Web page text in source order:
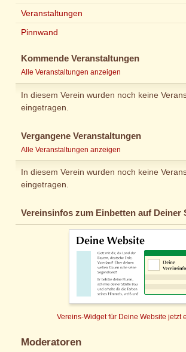
Veranstaltungen
Pinnwand
Kommende Veranstaltungen
Alle Veranstaltungen anzeigen
In diesem Verein wurden noch keine
eingetragen.
Vergangene Veranstaltungen
Alle Veranstaltungen anzeigen
In diesem Verein wurden noch keine
eingetragen.
Vereinsinfos zum Einbetten auf Deiner
Vereins-Widget für Deine Website jetzt
Moderatoren